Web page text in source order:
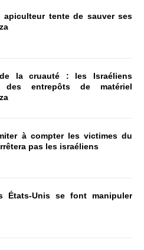
apiculteur tente de sauver ses
la cruauté : les Israéliens
des entrepôts de matériel
à compter les victimes du
pas les israéliens
États-Unis se font manipuler